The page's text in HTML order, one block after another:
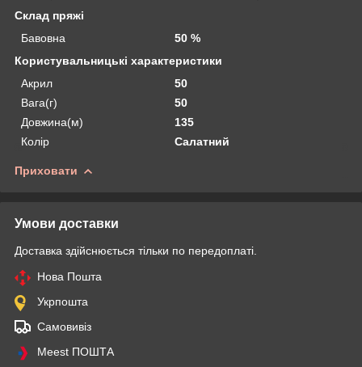
Склад пряжі
Бавовна
50 %
Користувальницькі характеристики
Акрил
50
Вага(г)
50
Довжина(м)
135
Колір
Салатний
Приховати
Умови доставки
Доставка здійснюється тільки по передоплаті.
Нова Пошта
Укрпошта
Самовивіз
Meest ПОШТА